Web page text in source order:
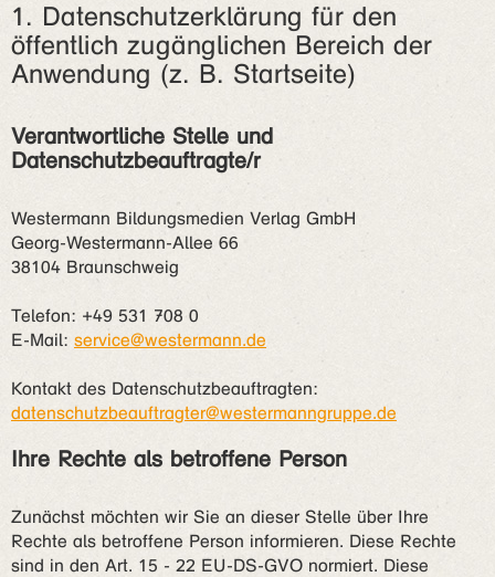
1. Datenschutzerklärung für den
öffentlich zugänglichen Bereich der
Anwendung (z. B. Startseite)
Verantwortliche Stelle und
Datenschutzbeauftragte/r
Westermann Bildungsmedien Verlag GmbH
Georg-Westermann-Allee 66
38104 Braunschweig
Telefon: +49 531 708 0
E-Mail: service@westermann.de
Kontakt des Datenschutzbeauftragten:
datenschutzbeauftragter@westermanngruppe.de
Ihre Rechte als betroffene Person
Zunächst möchten wir Sie an dieser Stelle über Ihre
Rechte als betroffene Person informieren. Diese Rechte
sind in den Art. 15 - 22 EU-DS-GVO normiert. Diese